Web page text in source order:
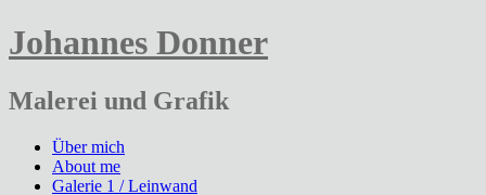
Johannes Donner
Malerei und Grafik
Menü
Zum
Inhalt
springen
Über mich
About me
Galerie 1 / Leinwand